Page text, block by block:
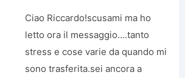
Ciao Riccardo!scusami ma ho
letto ora il messaggio….tanto
stress e cose varie da quando mi
sono trasferita.sei ancora a